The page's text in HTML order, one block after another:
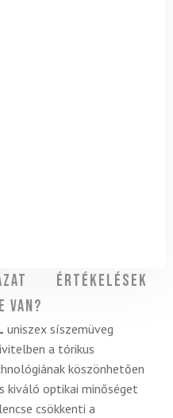
Értékelések
van?
uniszex síszemüveg
a tórikus
köszönhetően
kiváló optikai minőséget
csökkenti a